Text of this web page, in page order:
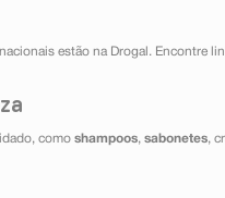
estão na Drogal. Encontre
como shampoos, sabonetes,